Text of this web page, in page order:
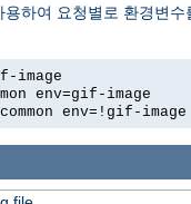
용하여 요청별로 환경변
image
env=gif-image
env=!gif-image